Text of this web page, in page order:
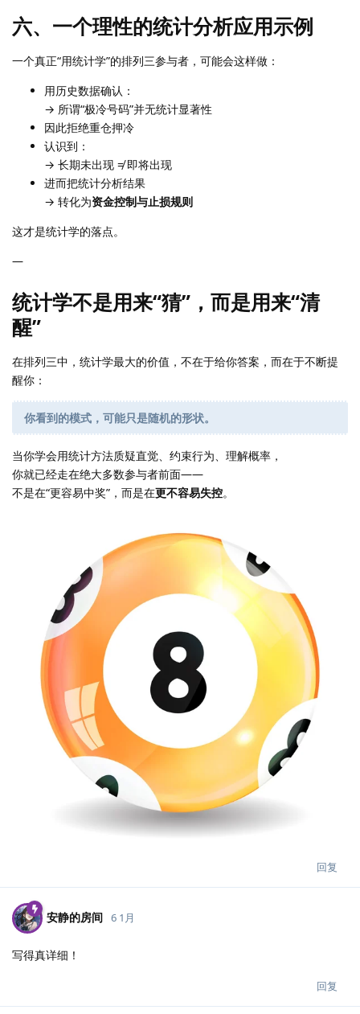
六、一个理性的统计分析应用示例
一个真正“用统计学”的排列三参与者，可能会这样做：
用历史数据确认：
→ 所谓“极冷号码”并无统计显著性
因此拒绝重仓押冷
认识到：
→ 长期未出现 ≠ 即将出现
进而把统计分析结果
→ 转化为资金控制与止损规则
这才是统计学的落点。
—
统计学不是用来“猜”，而是用来“清
醒”
在排列三中，统计学最大的价值，不在于给你答案，而在于不断提
醒你：
你看到的模式，可能只是随机的形状。
当你学会用统计方法质疑直觉、约束行为、理解概率，
你就已经走在绝大多数参与者前面——
不是在“更容易中奖”，而是在更不容易失控。
回复
安静的房间 6 1月
写得真详细！
回复